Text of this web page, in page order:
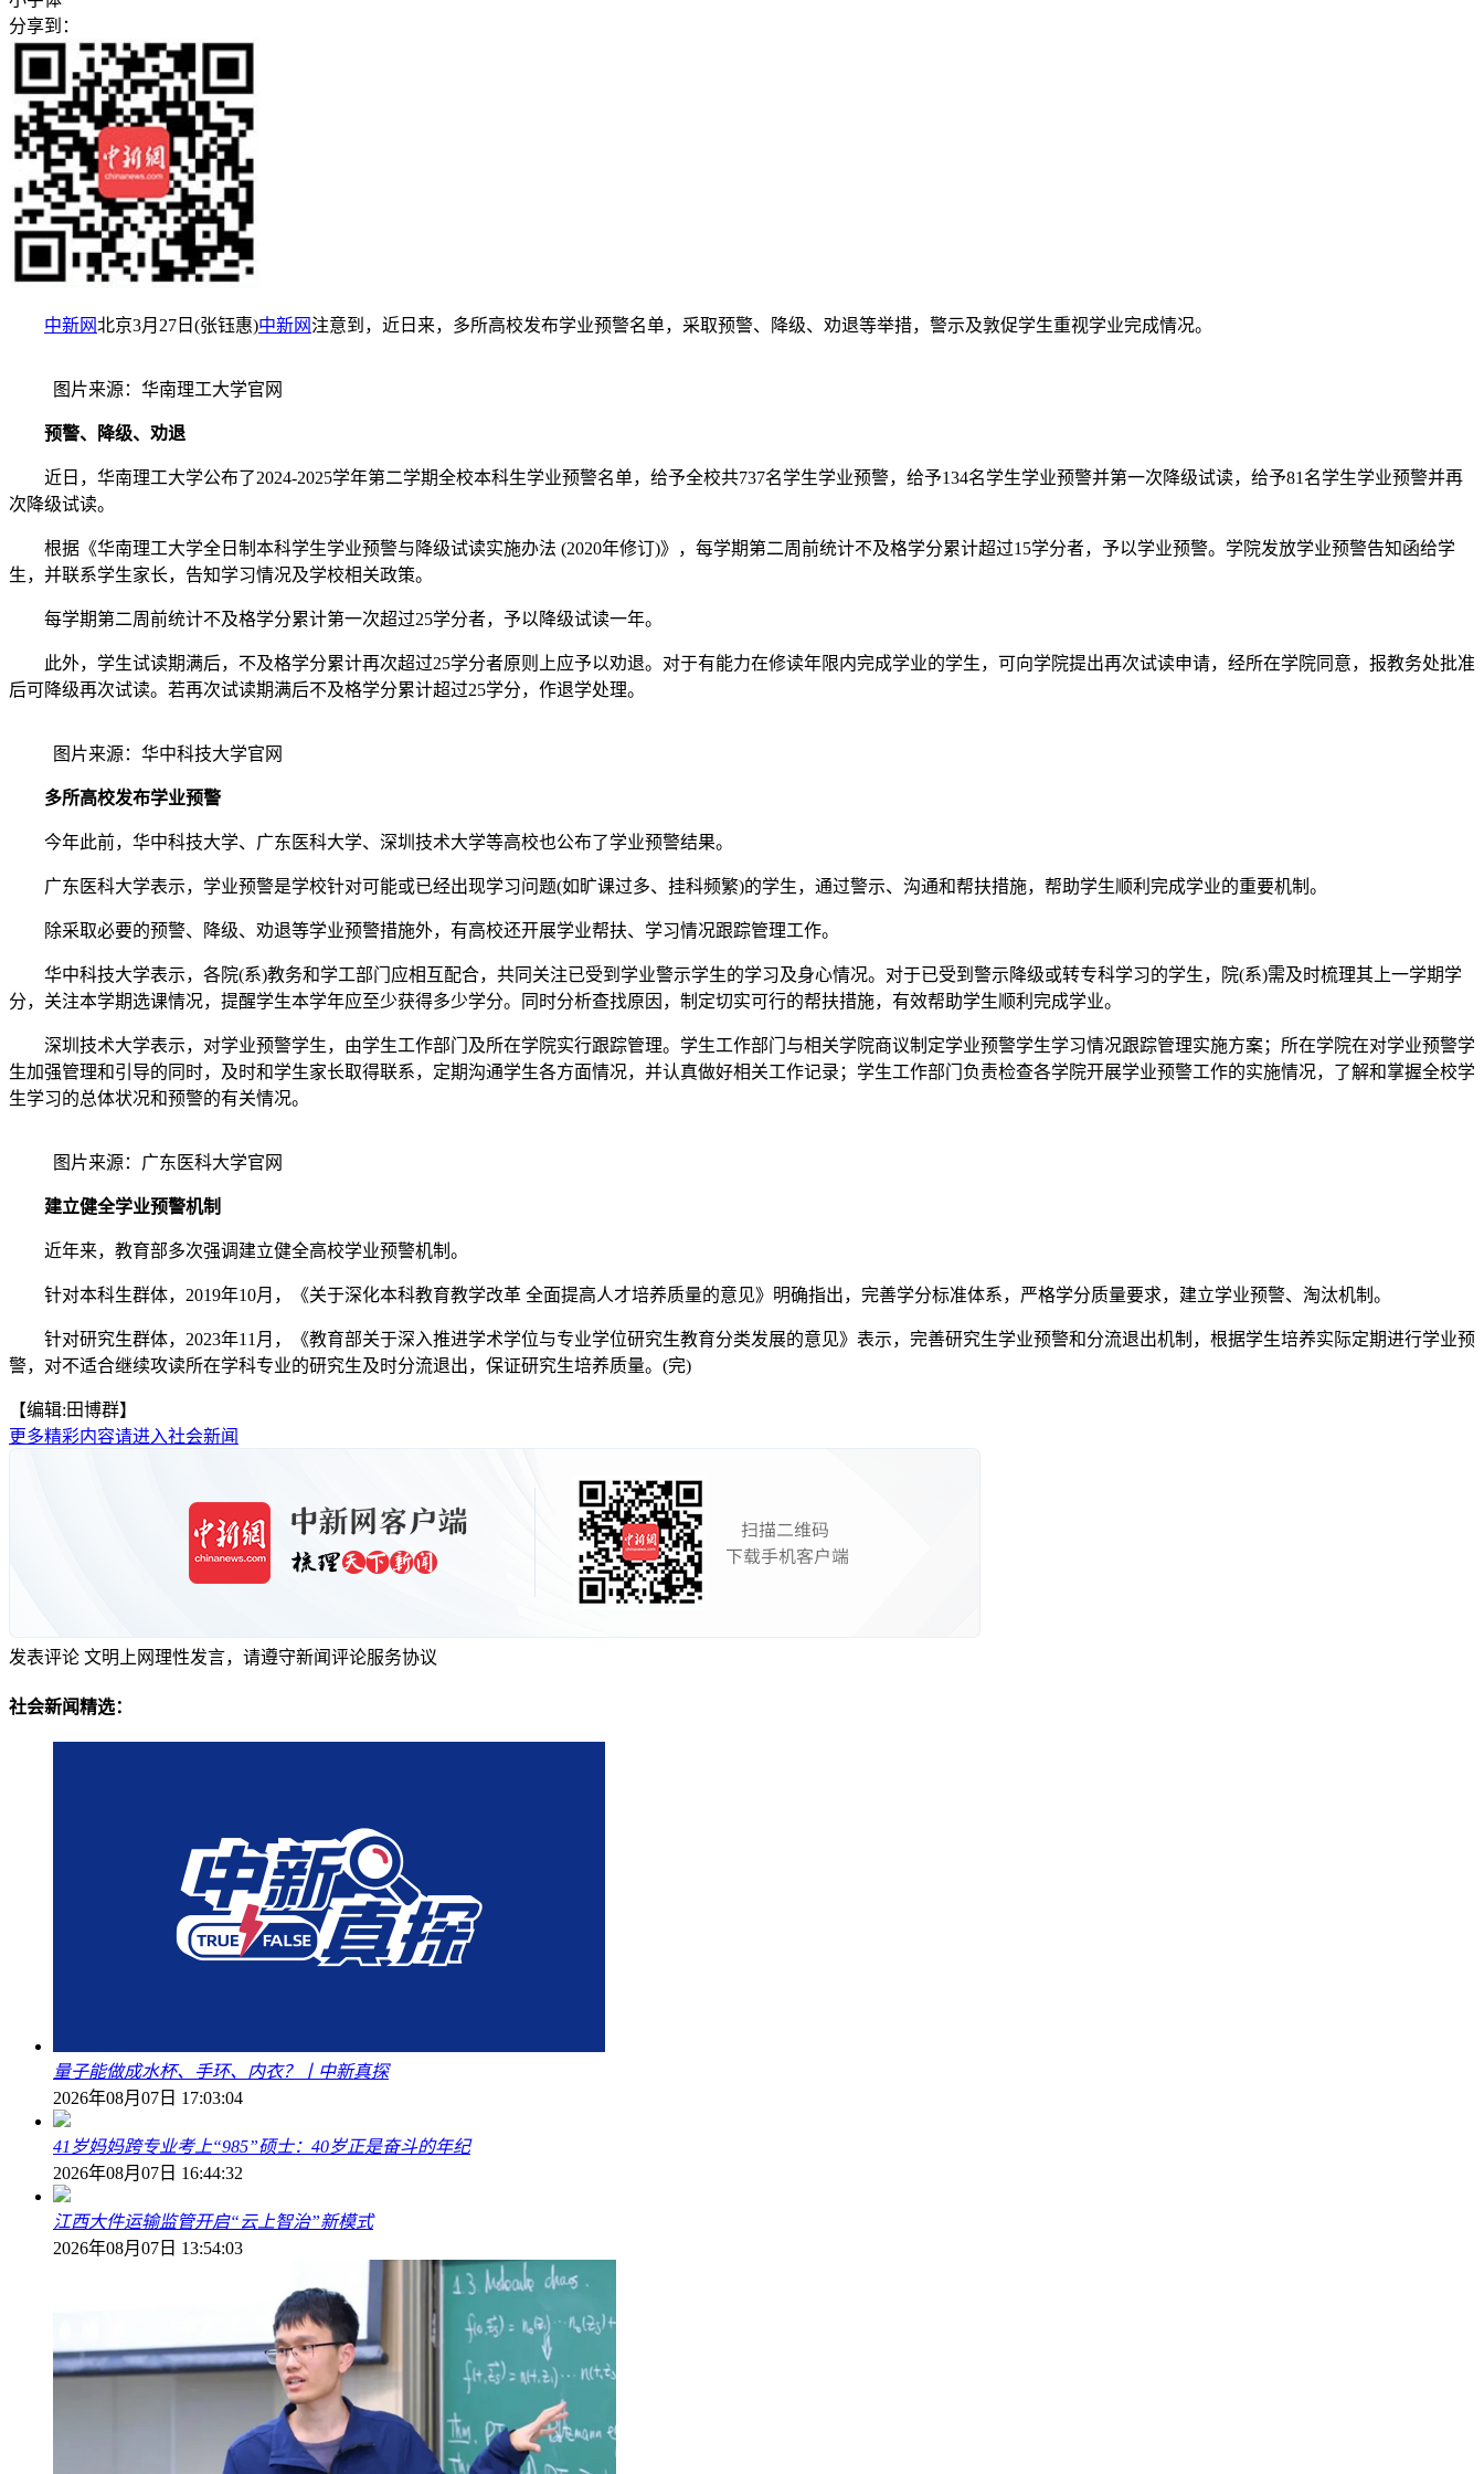
分享到：
中新网北京3月27日(张钰惠)中新网注意到，近日来，多所高校发布学业预警名单，采取预警、降级、劝退等举措，警示及敦促学生重视学业完成情况。
图片来源：华南理工大学官网
预警、降级、劝退
近日，华南理工大学公布了2024-2025学年第二学期全校本科生学业预警名单，给予全校共737名学生学业预警，给予134名学生学业预警并第一次降级试读，给予81名学生学业预警并再
次降级试读。
根据《华南理工大学全日制本科学生学业预警与降级试读实施办法 (2020年修订)》，每学期第二周前统计不及格学分累计超过15学分者，予以学业预警。学院发放学业预警告知函给学
生，并联系学生家长，告知学习情况及学校相关政策。
每学期第二周前统计不及格学分累计第一次超过25学分者，予以降级试读一年。
此外，学生试读期满后，不及格学分累计再次超过25学分者原则上应予以劝退。对于有能力在修读年限内完成学业的学生，可向学院提出再次试读申请，经所在学院同意，报教务处批准
后可降级再次试读。若再次试读期满后不及格学分累计超过25学分，作退学处理。
图片来源：华中科技大学官网
多所高校发布学业预警
今年此前，华中科技大学、广东医科大学、深圳技术大学等高校也公布了学业预警结果。
广东医科大学表示，学业预警是学校针对可能或已经出现学习问题(如旷课过多、挂科频繁)的学生，通过警示、沟通和帮扶措施，帮助学生顺利完成学业的重要机制。
除采取必要的预警、降级、劝退等学业预警措施外，有高校还开展学业帮扶、学习情况跟踪管理工作。
华中科技大学表示，各院(系)教务和学工部门应相互配合，共同关注已受到学业警示学生的学习及身心情况。对于已受到警示降级或转专科学习的学生，院(系)需及时梳理其上一学期学
分，关注本学期选课情况，提醒学生本学年应至少获得多少学分。同时分析查找原因，制定切实可行的帮扶措施，有效帮助学生顺利完成学业。
深圳技术大学表示，对学业预警学生，由学生工作部门及所在学院实行跟踪管理。学生工作部门与相关学院商议制定学业预警学生学习情况跟踪管理实施方案；所在学院在对学业预警学
生加强管理和引导的同时，及时和学生家长取得联系，定期沟通学生各方面情况，并认真做好相关工作记录；学生工作部门负责检查各学院开展学业预警工作的实施情况，了解和掌握全校学
生学习的总体状况和预警的有关情况。
图片来源：广东医科大学官网
建立健全学业预警机制
近年来，教育部多次强调建立健全高校学业预警机制。
针对本科生群体，2019年10月，《关于深化本科教育教学改革 全面提高人才培养质量的意见》明确指出，完善学分标准体系，严格学分质量要求，建立学业预警、淘汰机制。
针对研究生群体，2023年11月，《教育部关于深入推进学术学位与专业学位研究生教育分类发展的意见》表示，完善研究生学业预警和分流退出机制，根据学生培养实际定期进行学业预
警，对不适合继续攻读所在学科专业的研究生及时分流退出，保证研究生培养质量。(完)
【编辑:田博群】
更多精彩内容请进入社会新闻
发表评论 文明上网理性发言，请遵守新闻评论服务协议
社会新闻精选：
量子能做成水杯、手环、内衣？丨中新真探
2026年08月07日 17:03:04
41岁妈妈跨专业考上“985”硕士：40岁正是奋斗的年纪
2026年08月07日 16:44:32
江西大件运输监管开启“云上智治”新模式
2026年08月07日 13:54:03